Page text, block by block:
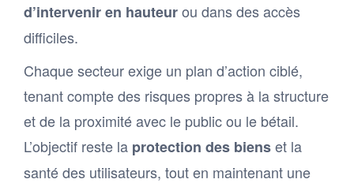
d’intervenir en hauteurou dans des accès
difficiles.
Chaque secteur exige un plan d’action ciblé,
tenant compte des risques propres à la structure
et de la proximité avec le public ou le bétail.
L’objectif reste la protection des bienset la
santé des utilisateurs, tout en maintenant une